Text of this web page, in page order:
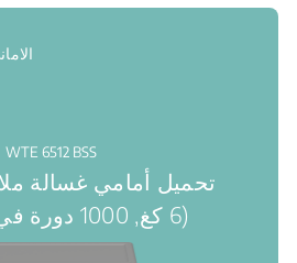
WTE 6512 BSS
تحميل أمامي غسالة
(6 كغ, 1000 دورة في الدقيقة)